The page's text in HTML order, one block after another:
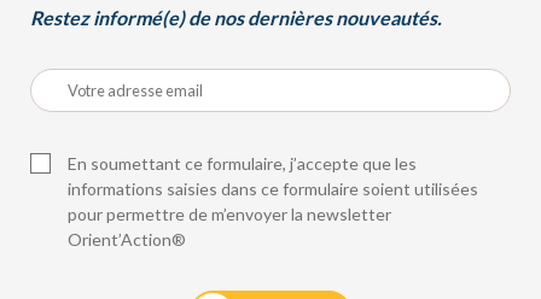
Restez informé(e) de nos dernières nouveautés.
En soumettant ce formulaire, j’accepte que les
informations saisies dans ce formulaire soient utilisées
pour permettre de m’envoyer la newsletter
Orient’Action®